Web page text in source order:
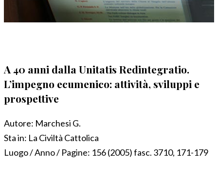
A 40 anni dalla Unitatis Redintegratio.
L’impegno ecumenico: attività, sviluppi e
prospettive
Autore: Marchesi G.
Sta in: La Civiltà Cattolica
Luogo / Anno / Pagine: 156 (2005) fasc. 3710, 171-179